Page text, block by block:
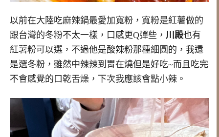
以前在大陸吃麻辣鍋最愛加寬粉，寬粉是紅薯做的
跟台灣的冬粉不太一樣，口感更Q彈些， 川殿也有
紅薯粉可以選，不過他是酸辣粉那種細圓的，我還
是選冬粉，雖然中辣辣到胃在燒但是好吃~而且吃完
不會感覺的口乾舌燥，下次我應該會點小辣。